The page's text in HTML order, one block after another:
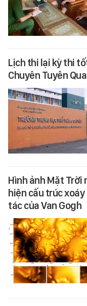
Lịch thi lại kỳ thi
Chuyên Tuyên
Hình ảnh Mặt Trời
hiện cấu trúc
tác của Van Gogh